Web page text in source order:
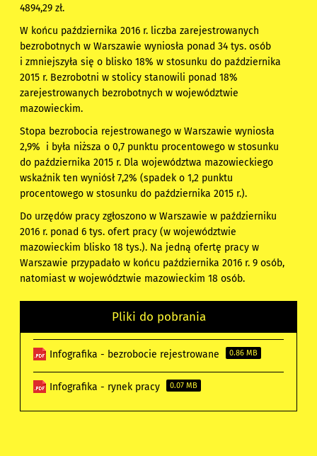
4894,29 zł.
W końcu października 2016 r. liczba zarejestrowanych
bezrobotnych w Warszawie wyniosła ponad 34 tys. osób
i zmniejszyła się o blisko 18% w stosunku do października
2015 r. Bezrobotni w stolicy stanowili ponad 18%
zarejestrowanych bezrobotnych w województwie
mazowieckim.
Stopa bezrobocia rejestrowanego w Warszawie wyniosła
2,9% i była niższa o 0,7 punktu procentowego w stosunku
do października 2015 r. Dla województwa mazowieckiego
wskaźnik ten wyniósł 7,2% (spadek o 1,2 punktu
procentowego w stosunku do października 2015 r.).
Do urzędów pracy zgłoszono w Warszawie w październiku
2016 r. ponad 6 tys. ofert pracy (w województwie
mazowieckim blisko 18 tys.). Na jedną ofertę pracy w
Warszawie przypadało w końcu października 2016 r. 9 osób,
natomiast w województwie mazowieckim 18 osób.
Pliki do pobrania
Infografika - bezrobocie rejestrowane 0.86 MB
Infografika - rynek pracy 0.07 MB